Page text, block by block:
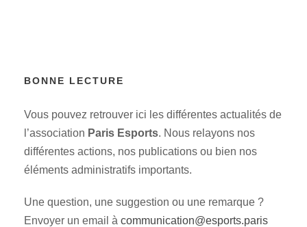
BONNE LECTURE
Vous pouvez retrouver ici les différentes actualités de
l’association Paris Esports. Nous relayons nos
différentes actions, nos publications ou bien nos
éléments administratifs importants.
Une question, une suggestion ou une remarque ?
Envoyer un email à communication@esports.paris